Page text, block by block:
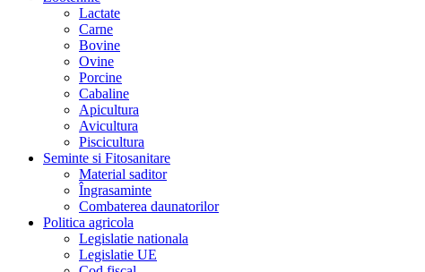
Lactate
Carne
Bovine
Ovine
Porcine
Cabaline
Apicultura
Avicultura
Piscicultura
Seminte si Fitosanitare
Material saditor
Îngrasaminte
Combaterea daunatorilor
Politica agricola
Legislatie nationala
Legislatie UE